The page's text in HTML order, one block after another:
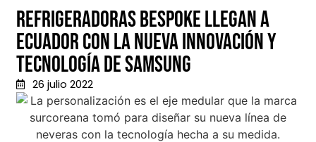
Refrigeradoras Bespoke llegan a
Ecuador con la nueva innovación y
tecnología de Samsung
26 julio 2022